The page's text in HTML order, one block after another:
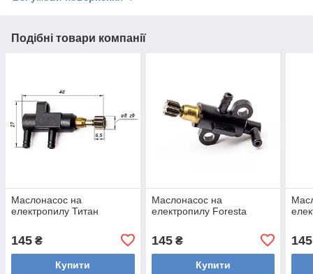
Подібні товари компанії
Маслонасос на
електропилу Титан
145 ₴
Купити
Маслонасос на
електропилу Foresta
145₴
Купити
145